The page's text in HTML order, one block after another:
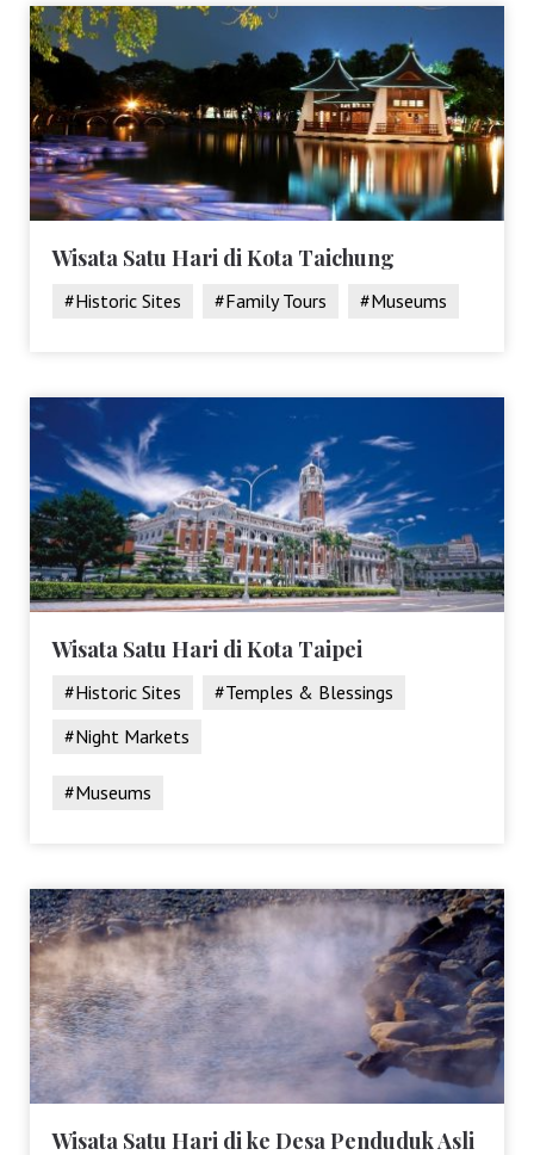
Wisata Satu Hari di Kota Taichung
#Historic Sites #Family Tours #Museums
Wisata Satu Hari di Kota Taipei
#Historic Sites
#Temples & Blessings
#Night Markets
#Museums
Wisata Satu Hari di ke Desa Penduduk Asli